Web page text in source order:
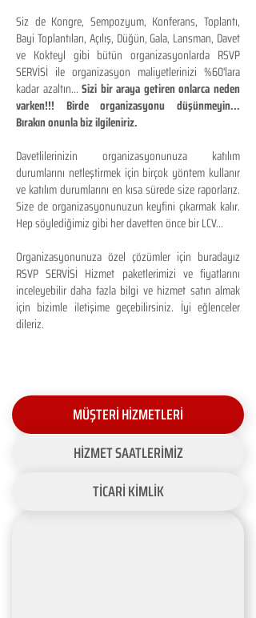
Siz de Kongre, Sempozyum, Konferans, Toplantı,
Bayi Toplantıları, Açılış, Düğün, Gala, Lansman, Davet
ve Kokteyl gibi bütün organizasyonlarda RSVP
SERVİSİ ile organizasyon maliyetlerinizi %60'lara
kadar azaltın...Sizi bir araya getiren onlarca neden
varken!!! Birde organizasyonu düşünmeyin...
Bırakın onunla biz ilgileniriz.
Davetlilerinizin organizasyonunuza katılım
durumlarını netleştirmek için birçok yöntem kullanır
ve katılım durumlarını en kısa sürede size raporlarız.
Size de organizasyonunuzun keyfini çıkarmak kalır.
Hep söylediğimiz gibi her davetten önce bir LCV...
Organizasyonunuza özel çözümler için buradayız
RSVP SERVİSİ Hizmet paketlerimizi ve fiyatlarını
inceleyebilir daha fazla bilgi ve hizmet satın almak
için bizimle iletişime geçebilirsiniz. İyi eğlenceler
dileriz.
MÜŞTERİ HİZMETLERİ
HİZMET SAATLERİMİZ
TİCARİ KİMLİK